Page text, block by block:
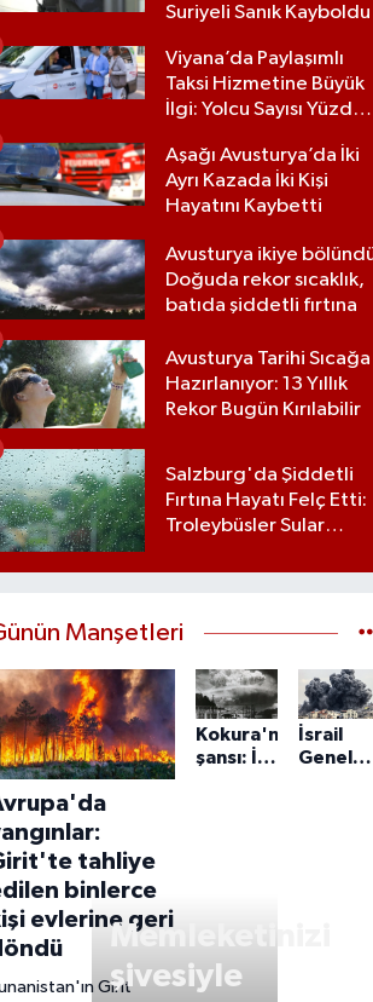
Suriyeli Sanık Kayboldu
Viyana’da Paylaşımlı
Taksi Hizmetine Büyük
İlgi: Yolcu Sayısı Yüzde
Aşağı Avusturya’da İki
Ayrı Kazada İki Kişi
Hayatını Kaybetti
Avusturya ikiye
Doğuda rekor sıcaklık,
batıda şiddetli fırtına
Avusturya Tarihi Sıcağa
Hazırlanıyor: 13 Yıllık
Rekor Bugün Kırılabilir
Salzburg'da Şiddetli
Fırtına Hayatı Felç Etti:
Troleybüsler Sular
Manşetleri
tahliye
binlerce
evlerine geri
Girit
Kokura'nın
şansı: İki
İsrail
Memleketinizi
şivesiyle